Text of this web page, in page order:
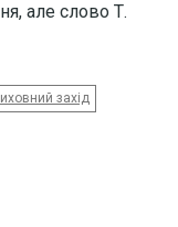
але слово Т.
захід